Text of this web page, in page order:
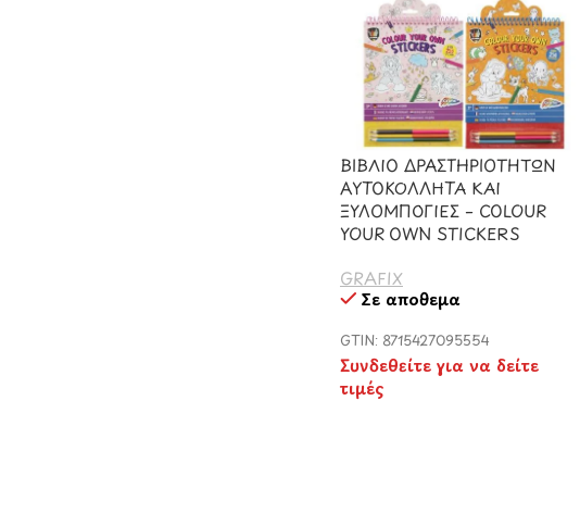
ΒΙΒΛΙΟ ΔΡΑΣΤΗΡΙΟΤΗΤΩΝ
ΑΥΤΟΚΟΛΛΗΤΑ ΚΑΙ
ΞΥΛΟΜΠΟΓΙΕΣ – COLOUR
YOUR OWN STICKERS
GRAFIX
Σε απόθεμα
GTIN: 8715427095554
Συνδεθείτε για να δείτε
τιμές